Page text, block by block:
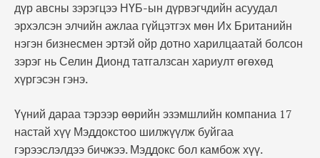
дүр авсны зэрэгцээ НҮБ-ын дүрвэгчдийн асуудал
эрхэлсэн элчийн ажлаа гүйцэтгэх мөн Их Британийн
нэгэн бизнесмен эртэй ойр дотно харилцаатай болсон
зэрэг нь Селин Дионд татгалзсан хариулт өгөхөд
хүргэсэн гэнэ.
Үүний дараа тэрээр өөрийн эзэмшлийн компаниа 17
настай хүү Мэддокстоо шилжүүлж буйгаа
гэрээслэлдээ бичжээ. Мэддокс бол камбож хүү.